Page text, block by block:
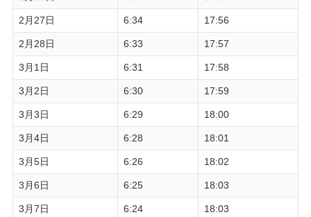
2月27日 6:34 17:56
2月28日 6:33 17:57
3月1日 6:31 17:58
3月2日 6:30 17:59
3月3日 6:29 18:00
3月4日 6:28 18:01
3月5日 6:26 18:02
3月6日 6:25 18:03
3月7日 6:24 18:03